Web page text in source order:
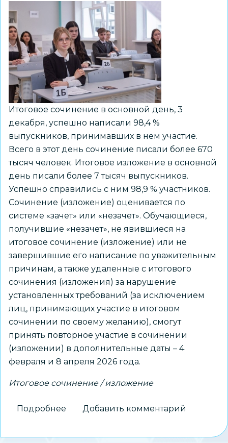
Итоговое сочинение в основной день, 3
декабря, успешно написали 98,4 %
выпускников, принимавших в нем участие.
Всего в этот день сочинение писали более 670
тысяч человек. Итоговое изложение в основной
день писали более 7 тысяч выпускников.
Успешно справились с ним 98,9 % участников.
Сочинение (изложение) оценивается по
системе «зачет» или «незачет». Обучающиеся,
получившие «незачет», не явившиеся на
итоговое сочинение (изложение) или не
завершившие его написание по уважительным
причинам, а также удаленные с итогового
сочинения (изложения) за нарушение
установленных требований (за исключением
лиц, принимающих участие в итоговом
сочинении по своему желанию), смогут
принять повторное участие в сочинении
(изложении) в дополнительные даты – 4
февраля и 8 апреля 2026 года.
Итоговое сочинение / изложение
Подробнее
сочинение
Добавить комментарий